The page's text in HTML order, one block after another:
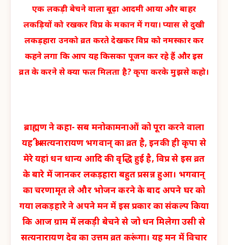
एक लकड़ी बेचने वाला बूढ़ा आदमी आया और बाहर
लकड़ियों को रखकर विप्र के मकान में गया। प्यास से दुखी
लकड़हारा उनको व्रत करते देखकर विप्र को नमस्कार कर
कहने लगा कि आप यह किसका पूजन कर रहे हैं और इस
व्रत के करने से क्या फल मिलता है? कृपा करके मुझसे कहो।
ब्राह्मण ने कहा- सब मनोकामनाओं को पूरा करने वाला
यह श्री सत्यनारायण भगवान् का व्रत है, इनकी ही कृपा से
मेरे यहां धन धान्य आदि की वृद्धि हुई है, विप्र से इस व्रत
के बारे में जानकर लकड़हारा बहुत प्रसन्न हुआ। भगवान्
का चरणामृत ले और भोजन करने के बाद अपने घर को
गया लकड़हारे ने अपने मन में इस प्रकार का संकल्प किया
कि आज ग्राम में लकड़ी बेचने से जो धन मिलेगा उसी से
सत्यनारायण देव का उत्तम व्रत करूंगा। यह मन में विचार